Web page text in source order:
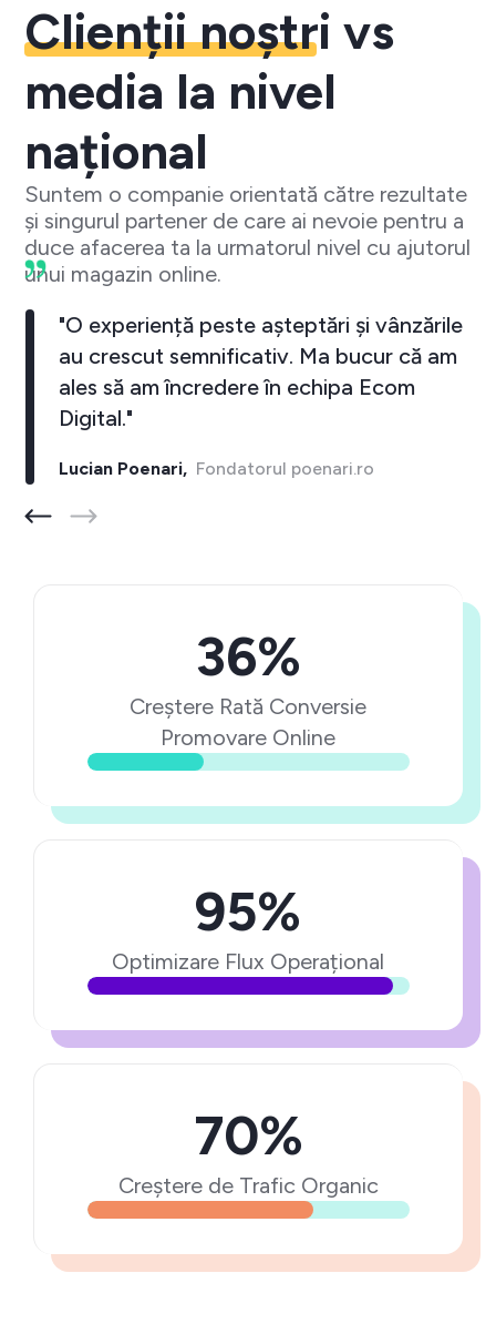
Clienții noștri vs
media la nivel
național
Suntem o companie orientată către rezultate
și singurul partener de care ai nevoie pentru a
duce afacerea ta la urmatorul nivel cu ajutorul
unui magazin online.
"O experiență peste așteptări și vânzările
au crescut semnificativ. Ma bucur că am
ales să am încredere în echipa Ecom
Digital."
Lucian Poenari,Fondatorul poenari.ro
36%
Creștere Rată Conversie
Promovare Online
95%
Optimizare Flux Operațional
70%
Creștere de Trafic Organic